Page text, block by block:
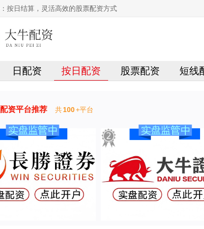
按日结算，灵活高效的股票配资方式
日配资 按日配资 股票配资 短线
资平台推荐 共100+平台